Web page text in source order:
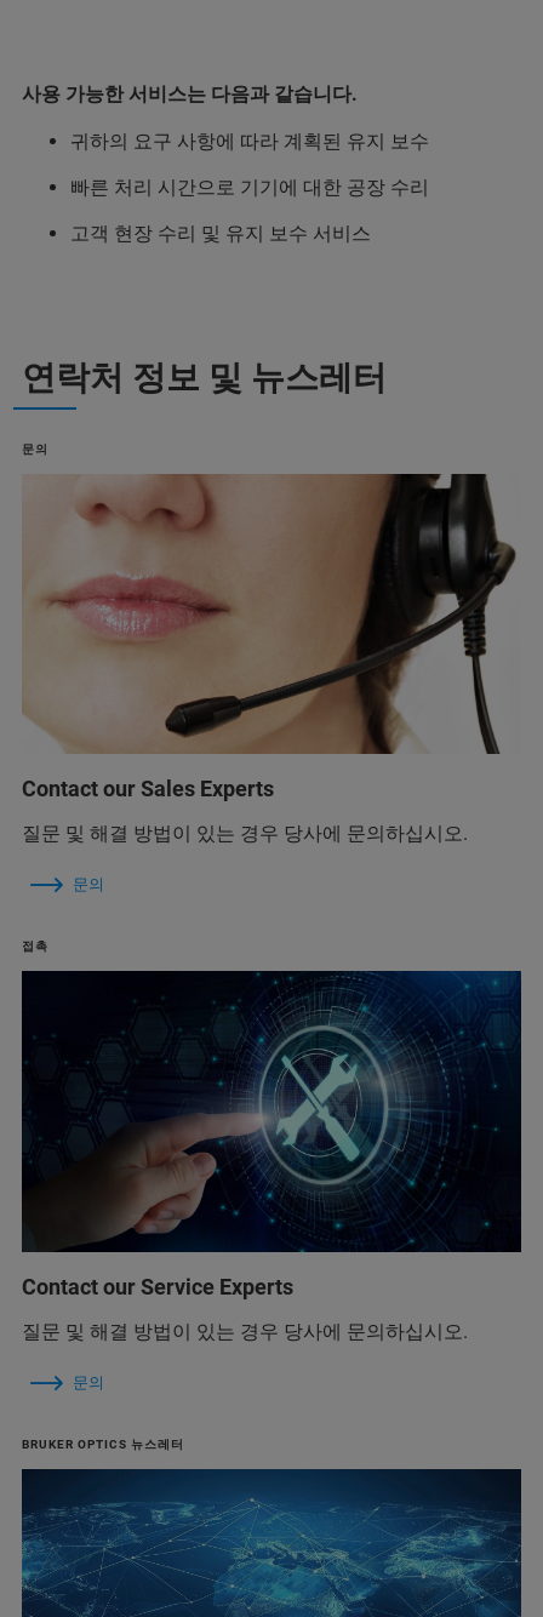
사용 가능한 서비스는 다음과 같습니다.
귀하의 요구 사항에 따라 계획된 유지 보수
빠른 처리 시간으로 기기에 대한 공장 수리
고객 현장 수리 및 유지 보수 서비스
연락처 정보 및 뉴스레터
문의
Contact our Sales Experts
질문 및 해결 방법이 있는 경우 당사에 문의하십시오.
문의
접촉
Contact our Service Experts
질문 및 해결 방법이 있는 경우 당사에 문의하십시오.
문의
BRUKER OPTICS 뉴스레터